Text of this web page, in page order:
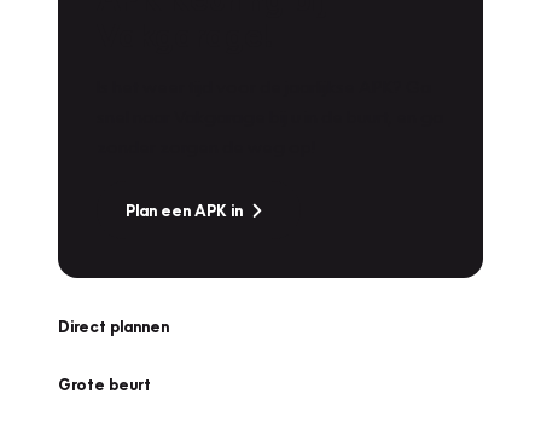
Plan een APK in
Direct plannen
Grote beurt